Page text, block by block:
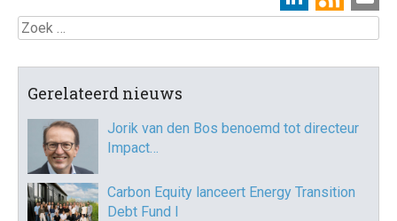
Zoek
Gerelateerd nieuws
Jorik van den Bos benoemd tot directeur
Impact…
Carbon Equity lanceert Energy Transition
Debt Fund I